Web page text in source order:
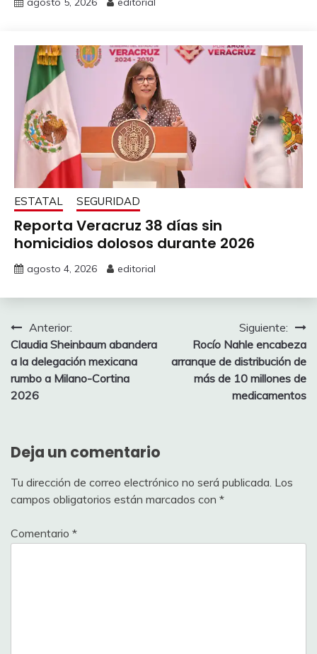
ESTATAL SEGURIDAD
Reporta Veracruz 38 días sin
homicidios dolosos durante 2026
agosto 4, 2026 editorial
Navegación
de
entradas
Anterior:
Claudia Sheinbaum abandera
a la delegación mexicana
rumbo a Milano-Cortina
2026
Siguiente:
Rocío Nahle encabeza
arranque de distribución de
más de 10 millones de
medicamentos
Deja un comentario
Tu dirección de correo electrónico no será publicada. Los
campos obligatorios están marcados con *
Comentario *